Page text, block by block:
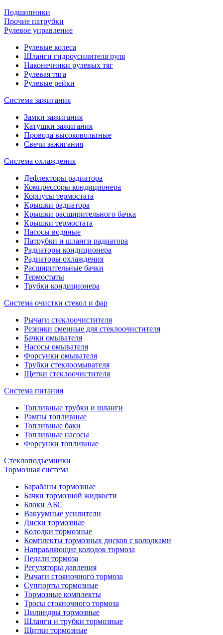
Подшипники
Прочие патрубки
Рулевое управление
Рулевые колеса
Шланги гидроусилителя руля
Наконечники рулевых тяг
Рулевая тяга
Рулевые рейки
Система зажигания
Замки зажигания
Катушки зажигания
Провода высоковольтные
Свечи зажигания
Система охлаждения
Дефлекторы радиатора
Компрессоры кондиционера
Корпусы термостата
Крышки радиатора
Крышки расширительного бачка
Крышки термостата
Насосы водяные
Патрубки и шланги радиатора
Радиаторы кондиционера
Радиаторы охлаждения
Расширительные бачки
Термостаты
Трубки кондиционера
Система очистки стекол и фар
Рычаги стеклоочистителя
Резинки сменные для стеклоочистителя
Бачки омывателя
Насосы омывателя
Форсунки омывателя
Трубки стеклоомывателя
Щетки стеклоочистителя
Система питания
Топливные трубки и шланги
Рампы топливные
Топливные баки
Топливные насосы
Форсунки топливные
Стеклоподъемники
Тормозная система
Барабаны тормозные
Бачки тормозной жидкости
Блоки АБС
Вакуумные усилители
Диски тормозные
Колодки тормозные
Комплекты тормозных дисков с колодками
Направляющие колодок тормоза
Педали тормоза
Регуляторы давления
Рычаги стояночного тормоза
Суппорты тормозные
Тормозные комплекты
Тросы стояночного тормоза
Цилиндры тормозные
Шланги и трубки тормозные
Щитки тормозные